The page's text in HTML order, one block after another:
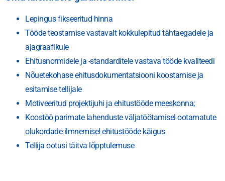
Lepingus fikseeritud hinna
Tööde teostamise vastavalt kokkulepitud tähtaegadele ja
ajagraafikule
Ehitusnormidele ja -standarditele vastava tööde kvaliteedi
Nõuetekohase ehitusdokumentatsiooni koostamise ja
esitamise tellijale
Motiveeritud projektijuhi ja ehitustööde meeskonna;
Koostöö parimate lahenduste väljatöötamisel ootamatute
olukordade ilmnemisel ehitustööde käigus
Tellija ootusi täitva lõpptulemuse